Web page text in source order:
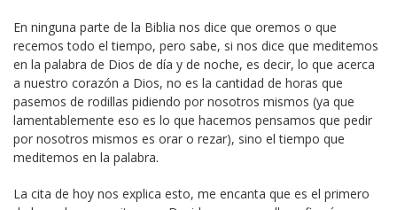
En ninguna parte de la Biblia nos dice que oremos o que
recemos todo el tiempo, pero sabe, si nos dice que meditemos
en la palabra de Dios de día y de noche, es decir, lo que acerca
a nuestro corazón a Dios, no es la cantidad de horas que
pasemos de rodillas pidiendo por nosotros mismos (ya que
lamentablemente eso es lo que hacemos pensamos que pedir
por nosotros mismos es orar o rezar), sino el tiempo que
meditemos en la palabra.
La cita de hoy nos explica esto, me encanta que es el primero